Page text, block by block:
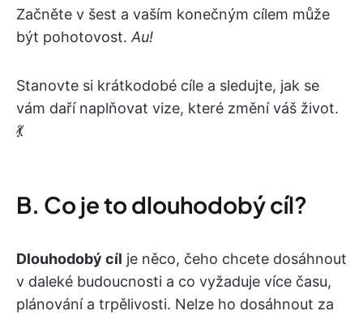
Začněte v šest a vaším konečným cílem může
být pohotovost. Au!
Stanovte si krátkodobé cíle a sledujte, jak se
vám daří naplňovat vize, které změní váš život.
💃
B. Co je to dlouhodobý cíl?
Dlouhodobý cíl je něco, čeho chcete dosáhnout
v daleké budoucnosti a co vyžaduje více času,
plánování a trpělivosti. Nelze ho dosáhnout za